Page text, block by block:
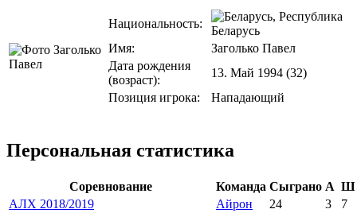
Национальность:
Беларусь
Имя:
Заголько Павел
Дата рождения
(возраст):
13. Май 1994 (32)
Позиция игрока:
Нападающий
Персональная статистика
Соревнование Команда Сыграно А Ш
АЛХ 2018/2019
Айрон 24 3
7